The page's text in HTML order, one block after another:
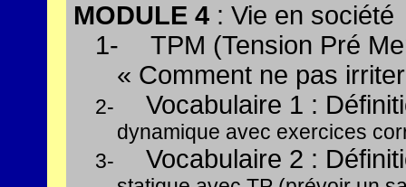
MODULE 4: Vie en société
1-
TPM (Tension Pré
« Comment ne pas
2- Vocabulaire 1 :
dynamique avec exercices
3-
Vocabulaire 2 :